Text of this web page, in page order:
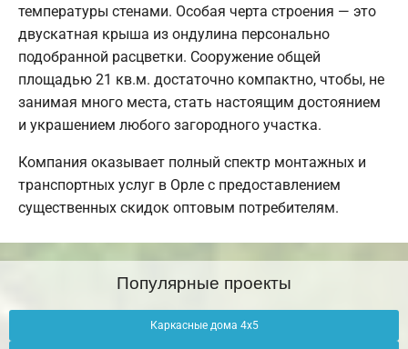
температуры стенами. Особая черта строения — это
двускатная крыша из ондулина персонально
подобранной расцветки. Сооружение общей
площадью 21 кв.м. достаточно компактно, чтобы, не
занимая много места, стать настоящим достоянием
и украшением любого загородного участка.
Компания оказывает полный спектр монтажных и
транспортных услуг в Орле с предоставлением
существенных скидок оптовым потребителям.
Популярные проекты
Каркасные дома 4х5